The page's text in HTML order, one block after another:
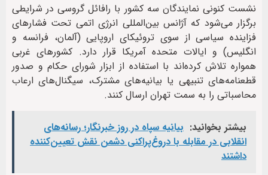
نشست کنونی نمایندگان سه کشور با رافائل گروسی در شرایطی
برگزار می‌شود که آژانس بین‌المللی انرژی اتمی تحت فشارهای
فزاینده سیاسی از سوی تروئیکای اروپایی (آلمان، فرانسه و
انگلیس) و ایالات متحده آمریکا قرار دارد. کشورهای غربی
همواره تلاش کرده‌اند با استفاده از ابزار شورای حکام و صدور
قطعنامه‌های تنبیهی یا بیانیه‌های مشترک، سیگنال‌های ارعاب
محاسباتی را به سمت تهران ارسال کنند.
بیشتر بخوانید: بیانیه سپاه در روز خبرنگار؛ رسانه‌های
انقلابی در مقابله با دروغ‌پراکنی دشمن نقش تعیین‌کننده
داشتند